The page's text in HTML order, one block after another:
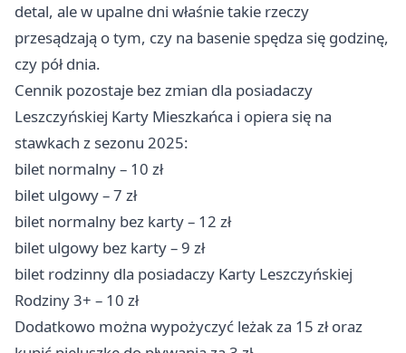
detal, ale w upalne dni właśnie takie rzeczy
przesądzają o tym, czy na basenie spędza się godzinę,
czy pół dnia.
Cennik pozostaje bez zmian dla posiadaczy
Leszczyńskiej Karty Mieszkańca i opiera się na
stawkach z sezonu 2025:
bilet normalny – 10 zł
bilet ulgowy – 7 zł
bilet normalny bez karty – 12 zł
bilet ulgowy bez karty – 9 zł
bilet rodzinny dla posiadaczy Karty Leszczyńskiej
Rodziny 3+ – 10 zł
Dodatkowo można wypożyczyć leżak za 15 zł oraz